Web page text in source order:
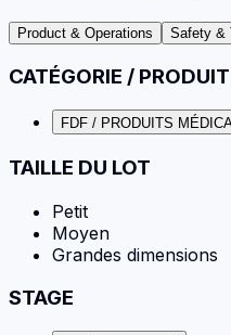
Product & Operations Safety &
CATÉGORIE / PRODUIT
FDF / PRODUITS
TAILLE DU LOT
Petit
Moyen
Grandes dimensions
STAGE